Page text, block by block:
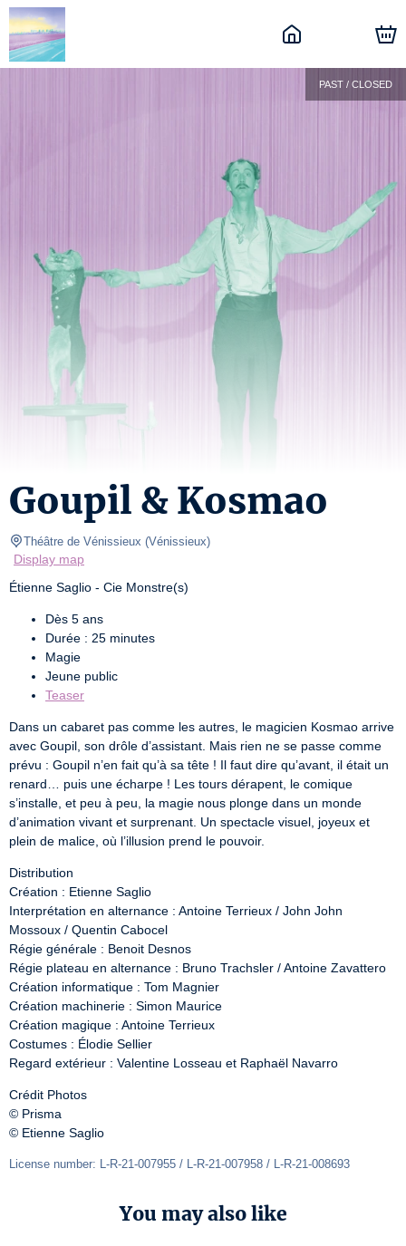
PAST / CLOSED
Goupil & Kosmao
Théâtre de Vénissieux (Vénissieux)
Display map
Étienne Saglio - Cie Monstre(s)
Dès 5 ans
Durée : 25 minutes
Magie
Jeune public
Teaser
Dans un cabaret pas comme les autres, le magicien Kosmao arrive
avec Goupil, son drôle d’assistant. Mais rien ne se passe comme
prévu : Goupil n’en fait qu’à sa tête ! Il faut dire qu’avant, il était un
renard… puis une écharpe ! Les tours dérapent, le comique
s’installe, et peu à peu, la magie nous plonge dans un monde
d’animation vivant et surprenant. Un spectacle visuel, joyeux et
plein de malice, où l’illusion prend le pouvoir.
Distribution
Création : Etienne Saglio
Interprétation en alternance : Antoine Terrieux / John John
Mossoux / Quentin Cabocel
Régie générale : Benoit Desnos
Régie plateau en alternance : Bruno Trachsler / Antoine Zavattero
Création informatique : Tom Magnier
Création machinerie : Simon Maurice
Création magique : Antoine Terrieux
Costumes : Élodie Sellier
Regard extérieur : Valentine Losseau et Raphaël Navarro
Crédit Photos
© Prisma
© Etienne Saglio
License number: L-R-21-007955 / L-R-21-007958 / L-R-21-008693
You may also like